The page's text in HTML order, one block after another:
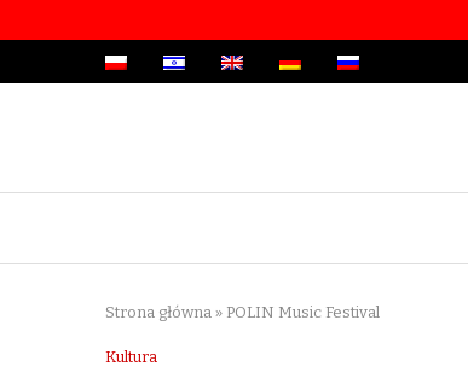
Strona główna » POLIN Music Festival
Kultura